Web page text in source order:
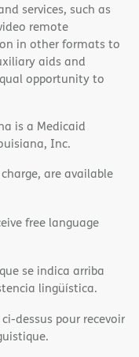
services, such as
remote
in other formats to
aids and
opportunity to
is a Medicaid
Inc.
are available
free language
se indica arriba
lingüística.
dessus pour recevoir